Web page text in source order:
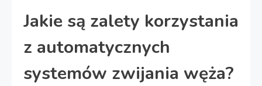
Jakie są zalety korzystania
z automatycznych
systemów zwijania węża?